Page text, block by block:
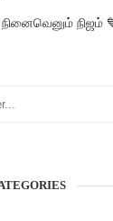
நினைவெனும் நிஜம்